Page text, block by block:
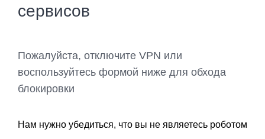
сервисов
Пожалуйста, отключите VPN или
воспользуйтесь формой ниже для обхода
блокировки
Нам нужно убедиться, что вы не являетесь роботом